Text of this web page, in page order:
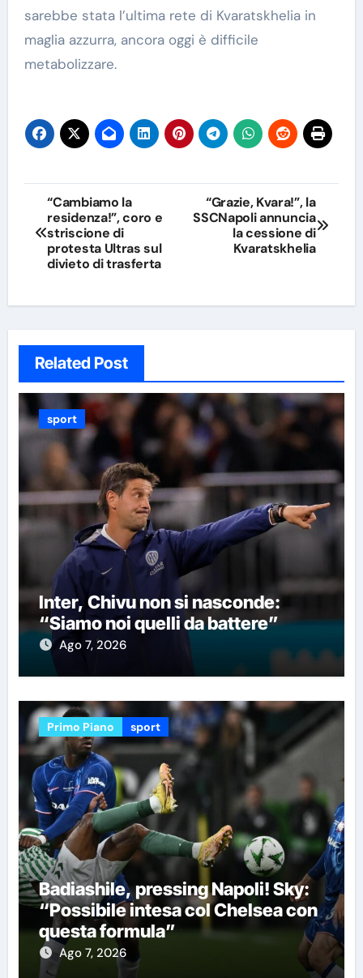
sarebbe stata l’ultima rete di Kvaratskhelia in
maglia azzurra, ancora oggi è difficile
metabolizzare.
Navigazione
articoli
“Cambiamo la
residenza!”, coro e
striscione di
protesta Ultras sul
divieto di trasferta
“Grazie, Kvara!”, la
SSCNapoli annuncia
la cessione di
Kvaratskhelia
Related Post
sport
Inter, Chivu non si nasconde:
“Siamo noi quelli da battere”
Ago 7, 2026
Primo Piano sport
Badiashile, pressing Napoli! Sky:
“Possibile intesa col Chelsea con
questa formula”
Ago 7, 2026